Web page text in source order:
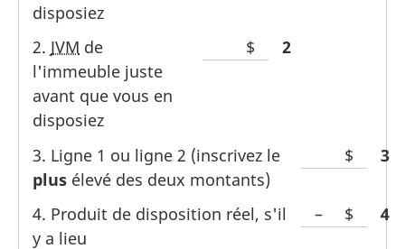
disposiez
montant
2. JVM de
l'immeuble juste
avant que vous en
disposiez
$
Espace
montant
Line
2
3. Ligne 1 ou ligne 2 (inscrivez le
plus élevé des deux montants)
$
Espace
pour
le
3
4. Produit de disposition réel, s'il
y a lieu
–
Espace
$ 4